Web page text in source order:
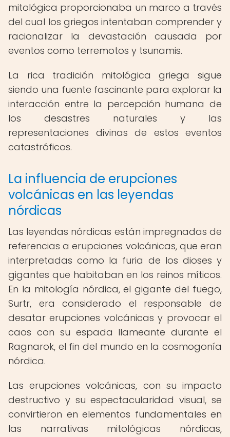
mitológica proporcionaba un marco a través
del cual los griegos intentaban comprender y
racionalizar la devastación causada por
eventos como terremotos y tsunamis.
La rica tradición mitológica griega sigue
siendo una fuente fascinante para explorar la
interacción entre la percepción humana de
los desastres naturales y las
representaciones divinas de estos eventos
catastróficos.
La influencia de erupciones
volcánicas en las leyendas
nórdicas
Las leyendas nórdicas están impregnadas de
referencias a erupciones volcánicas, que eran
interpretadas como la furia de los dioses y
gigantes que habitaban en los reinos míticos.
En la mitología nórdica, el gigante del fuego,
Surtr, era considerado el responsable de
desatar erupciones volcánicas y provocar el
caos con su espada llameante durante el
Ragnarok, el fin del mundo en la cosmogonía
nórdica.
Las erupciones volcánicas, con su impacto
destructivo y su espectacularidad visual, se
convirtieron en elementos fundamentales en
las narrativas mitológicas nórdicas,